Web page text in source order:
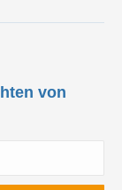
von